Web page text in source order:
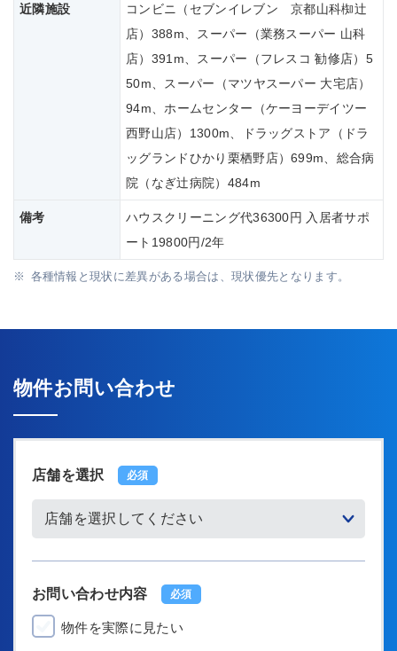
近隣施設
コンビニ（セブンイレブン 京都山科椥辻
店）388m、スーパー（業務スーパー 山科
店）391m、スーパー（フレスコ 勧修店）5
50m、スーパー（マツヤスーパー 大宅店）
94m、ホームセンター（ケーヨーデイツー
西野山店）1300m、ドラッグストア（ドラ
ッグランドひかり栗栖野店）699m、総合病
院（なぎ辻病院）484m
備考
ハウスクリーニング代36300円 入居者サポ
ート19800円/2年
各種情報と現状に差異がある場合は、現状優先となります。
物件お問い合わせ